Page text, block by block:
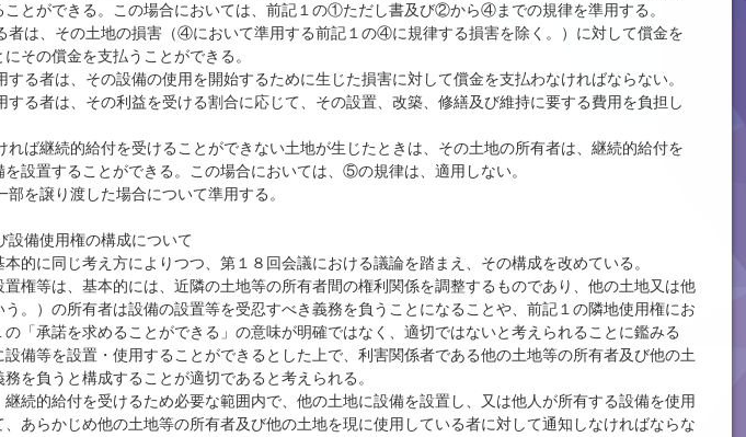
とができる。この場合においては、前記１の①ただし書及び②から④までの規律を準用する。
は、その土地の損害（④において準用する前記１の④に規律する損害を除く。）に対して償金を
その償金を支払うことができる。
る者は、その設備の使用を開始するために生じた損害に対して償金を支払わなければならない。
る者は、その利益を受ける割合に応じて、その設置、改築、修繕及び維持に要する費用を負担し
ば継続的給付を受けることができない土地が生じたときは、その土地の所有者は、継続的給付を
設置することができる。この場合においては、⑤の規律は、適用しない。
を譲り渡した場合について準用する。
設備使用権の構成について
的に同じ考え方によりつつ、第１８回会議における議論を踏まえ、その構成を改めている。
権等は、基本的には、近隣の土地等の所有者間の権利関係を調整するものであり、他の土地又は他
。）の所有者は設備の設置等を受忍すべき義務を負うことになることや、前記１の隣地使用権にお
「承諾を求めることができる」の意味が明確ではなく、適切ではないと考えられることに鑑みる
備等を設置・使用することができるとした上で、利害関係者である他の土地等の所有者及び他の土
を負うと構成することが適切であると考えられる。
続的給付を受けるため必要な範囲内で、他の土地に設備を設置し、又は他人が所有する設備を使用
あらかじめ他の土地等の所有者及び他の土地を現に使用している者に対して通知しなければならな